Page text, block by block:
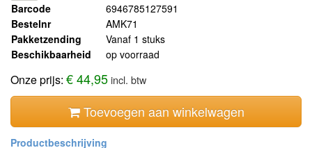
Barcode
6946785127591
Bestelnr
AMK71
Pakketzending
Vanaf 1 stuks
Beschikbaarheid
op voorraad
Onze prijs: € 44,95incl. btw
Toevoegen aan winkelwagen